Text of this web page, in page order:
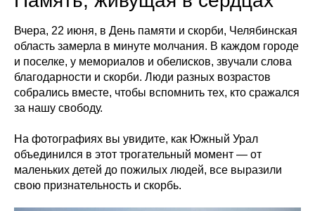
Вчера, 22 июня, в День памяти и скорби, Челябинская
область замерла в минуте молчания. В каждом городе
и поселке, у мемориалов и обелисков, звучали слова
благодарности и скорби. Люди разных возрастов
собрались вместе, чтобы вспомнить тех, кто сражался
за нашу свободу.
На фотографиях вы увидите, как Южный Урал
объединился в этот трогательный момент — от
маленьких детей до пожилых людей, все выразили
свою признательность и скорбь.